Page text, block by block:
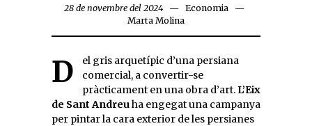
28 de novembre del 2024
Economia
Marta Molina
Del gris arquetípic d’una persiana
comercial, a convertir-se
pràcticament en una obra d’art. L’Eix
de Sant Andreuha engegat una campanya
per pintar la cara exterior de les persianes